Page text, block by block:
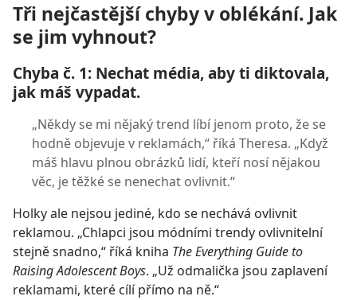
Tři nejčastější chyby v oblékání. Jak
se jim vyhnout?
Chyba č. 1: Nechat média, aby ti diktovala,
jak máš vypadat.
„Někdy se mi nějaký trend líbí jenom proto, že se
hodně objevuje v reklamách,“ říká Theresa. „Když
máš hlavu plnou obrázků lidí, kteří nosí nějakou
věc, je těžké se nenechat ovlivnit.“
Holky ale nejsou jediné, kdo se nechává ovlivnit
reklamou. „Chlapci jsou módními trendy ovlivnitelní
stejně snadno,“ říká kniha The Everything Guide to
Raising Adolescent Boys. „Už odmalička jsou zaplavení
reklamami, které cílí přímo na ně.“